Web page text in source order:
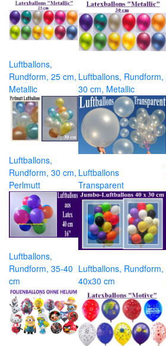
Luftballons,
Rundform, 25 cm,
Metallic
Luftballons, Rundform,
30 cm, Metallic
Luftballons,
Rundform, 30 cm,
Perlmutt
Luftballons
Transparent
Luftballons,
Rundform, 35-40
cm
Luftballons, Rundform,
40x30 cm